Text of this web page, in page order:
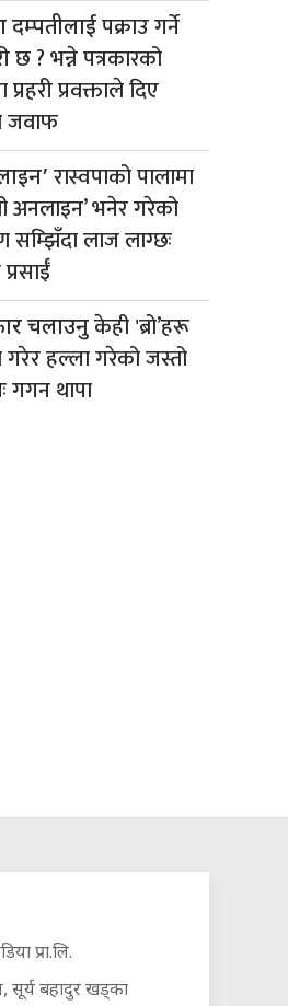
दम्पतीलाईपक्राउ गर्ने
छ ? भन्ने पत्रकारको
प्रहरी प्रवक्ताले दिए
जवाफ
रास्वपाको पालामा
अनलाइन’ भनेर गरेको
सम्झिँदा लाज लाग्छः
चलाउनुकेही 'ब्रो’हरू
गरेर हल्ला गरेको जस्तो
गगन थापा
प्रा.लि.
सूर्य बहादुर खड्का